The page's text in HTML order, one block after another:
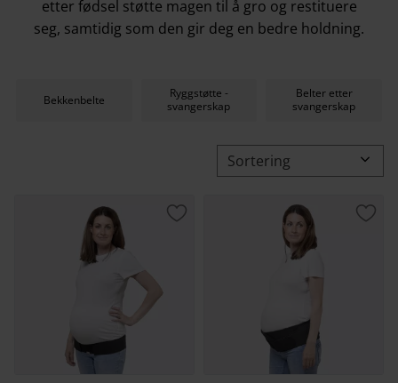
etter fødsel støtte magen til å gro og restituere
seg, samtidig som den gir deg en bedre holdning.
Bekkenbelte
Ryggstøtte -
svangerskap
Belter etter
svangerskap
Velg sorteringsmetode
Lagre som favoritt